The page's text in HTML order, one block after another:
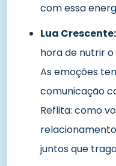
com essa
Lua Crescente:
hora de nutrir o
As emoções
comunicação
Reflita: como
juntos que